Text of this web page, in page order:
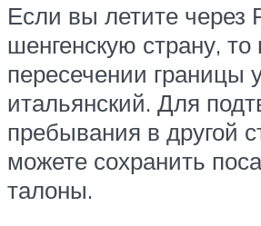
Если вы летите через
шенгенскую страну,
пересечении границы
итальянский. Для
пребывания в другой
можете сохранить
талоны.